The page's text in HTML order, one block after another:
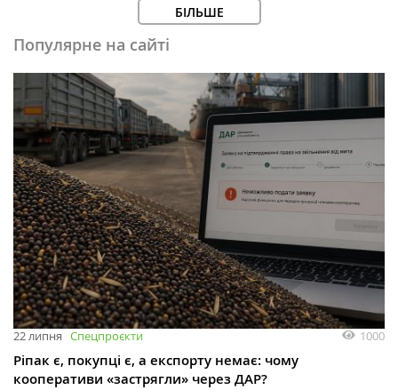
БІЛЬШЕ
Популярне на сайті
22 липня Спецпроєкти 1000
Ріпак є, покупці є, а експорту немає: чому
кооперативи «застрягли» через ДАР?